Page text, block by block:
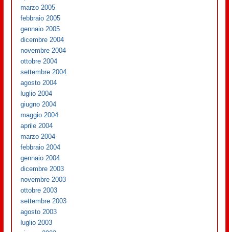
marzo 2005
febbraio 2005
gennaio 2005
dicembre 2004
novembre 2004
ottobre 2004
settembre 2004
agosto 2004
luglio 2004
giugno 2004
maggio 2004
aprile 2004
marzo 2004
febbraio 2004
gennaio 2004
dicembre 2003
novembre 2003
ottobre 2003
settembre 2003
agosto 2003
luglio 2003